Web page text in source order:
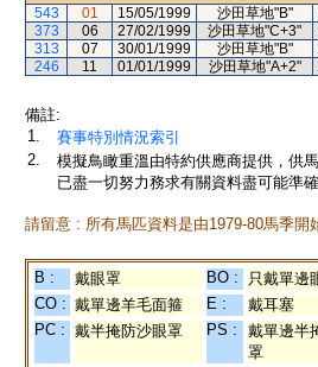
543
01 15/05/1999 沙田草地"B"
373
06 27/02/1999 沙田草地"C+3"
313
07 30/01/1999 沙田草地"B"
246
11 01/01/1999 沙田草地"A+2"
備註:
1.
賽事特別情況索引
2.
模擬鳥瞰重溫由特約供應商提供，供
已盡一切努力務求有關資料盡可能準
請留意 : 所有馬匹資料是由1979-80馬季開
B : 戴眼罩 BO : 只戴單邊
CO : 戴單邊羊毛面箍 E : 戴耳塞
PC : 戴半掩防沙眼罩 PS :
戴單邊半
罩